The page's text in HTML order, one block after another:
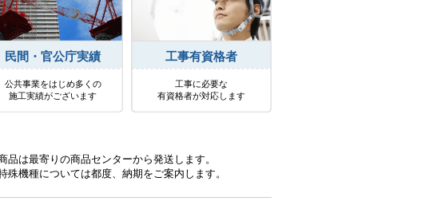
民間・官公庁実績
公共事業をはじめ多くの
施工実績がございます
工事有資格者
工事に必要な
有資格者が対応します
は最寄りの商品センターから発送します。
機種については都度、納期をご案内します。